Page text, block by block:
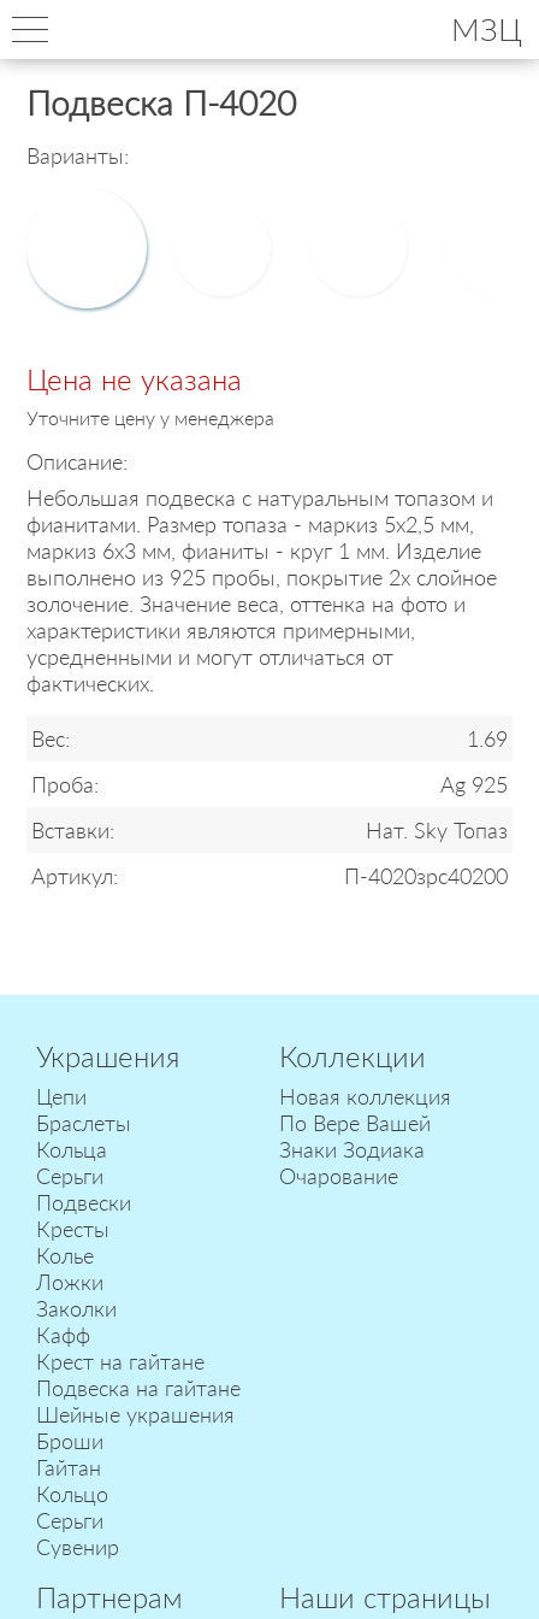
МЗЦ
Подвеска П-4020
Варианты:
Цена не указана
Уточните цену у менеджера
Описание:
Небольшая подвеска с натуральным топазом и
фианитами. Размер топаза - маркиз 5х2,5 мм,
маркиз 6х3 мм, фианиты - круг 1 мм. Изделие
выполнено из 925 пробы, покрытие 2х слойное
золочение. Значение веса, оттенка на фото и
характеристики являются примерными,
усредненными и могут отличаться от
фактических.
Вес:
1.69
Проба:
Ag 925
Вставки:
Нат. Sky Топаз
Артикул:
П-4020зрс40200
Украшения
Цепи
Браслеты
Кольца
Серьги
Подвески
Кресты
Колье
Ложки
Заколки
Кафф
Крест на гайтане
Подвеска на гайтане
Шейные украшения
Броши
Гайтан
Кольцо
Серьги
Сувенир
Коллекции
Новая коллекция
По Вере Вашей
Знаки Зодиака
Очарование
Партнерам Наши страницы